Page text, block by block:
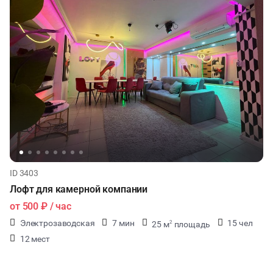
ID 3403
Лофт для камерной компании
от 500 ₽/ час
Электрозаводская 7 мин 25 м2 площадь
15 чел
12 мест